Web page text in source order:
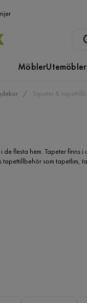
MöblerUtemöbler
Tapeter &
flesta hem. Tapeter finns
tapettillbehör som
ut och släta ut tapeten.